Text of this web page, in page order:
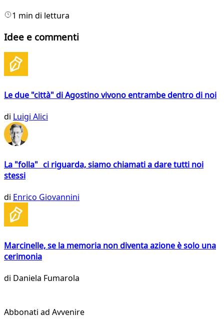
1 min di lettura
Idee e commenti
Le due "città" di Agostino vivono entrambe dentro di noi
di Luigi Alici
La "folla" ci riguarda, siamo chiamati a dare tutti noi
stessi
di Enrico Giovannini
Marcinelle, se la memoria non diventa azione è solo una
cerimonia
di Daniela Fumarola
Abbonati ad Avvenire